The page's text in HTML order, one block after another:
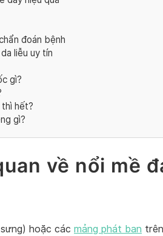
đoán bệnh
liễu uy tín
gì?
thì hết?
gì?
về nổi mề
hoặc các mảng phát ban